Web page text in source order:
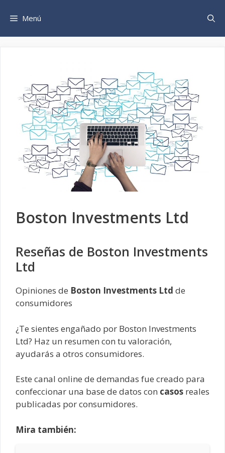
Menú
Boston Investments Ltd
Reseñas de Boston Investments
Ltd
Opiniones de Boston Investments Ltd de
consumidores
¿Te sientes engañado por Boston Investments
Ltd? Haz un resumen con tu valoración,
ayudarás a otros consumidores.
Este canal online de demandas fue creado para
confeccionar una base de datos con casos reales
publicadas por consumidores.
Mira también: